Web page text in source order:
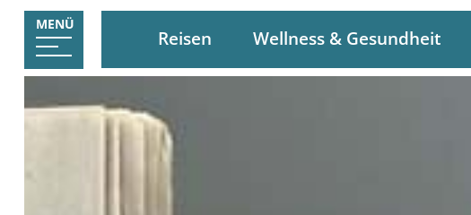
MENÜ
Reisen Wellness & Gesundheit